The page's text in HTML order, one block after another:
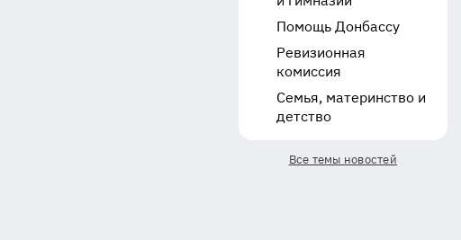
Помощь Донбассу
Ревизионная
комиссия
Семья, материнство и
детство
Все темы новостей